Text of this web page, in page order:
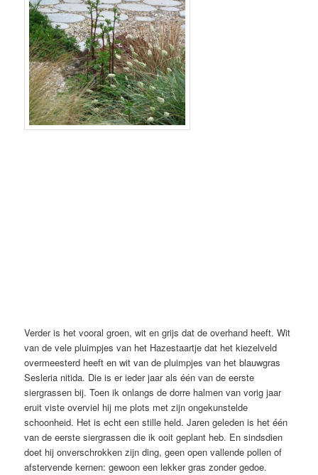
Verder is het vooral groen, wit en grijs dat de overhand heeft. Wit
van de vele pluimpjes van het Hazestaartje dat het kiezelveld
overmeesterd heeft en wit van de pluimpjes van het blauwgras
Sesleria nitida. Die is er ieder jaar als één van de eerste
siergrassen bij. Toen ik onlangs de dorre halmen van vorig jaar
eruit viste overviel hij me plots met zijn ongekunstelde
schoonheid. Het is echt een stille held. Jaren geleden is het één
van de eerste siergrassen die ik ooit geplant heb. En sindsdien
doet hij onverschrokken zijn ding, geen open vallende pollen of
afstervende kernen: gewoon een lekker gras zonder gedoe.